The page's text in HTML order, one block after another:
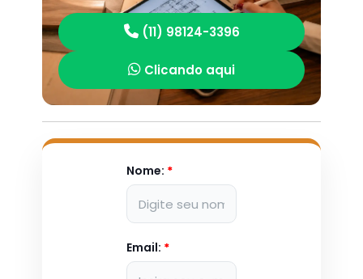
(11) 98124-3396
Clicando aqui
Nome: *
Email: *